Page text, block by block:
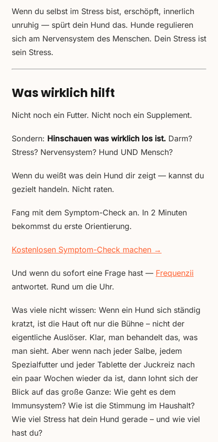
Wenn du selbst im Stress bist, erschöpft, innerlich
unruhig — spürt dein Hund das. Hunde regulieren
sich am Nervensystem des Menschen. Dein Stress ist
sein Stress.
Was wirklich hilft
Nicht noch ein Futter. Nicht noch ein Supplement.
Sondern: Hinschauen was wirklich los ist. Darm?
Stress? Nervensystem? Hund UND Mensch?
Wenn du weißt was dein Hund dir zeigt — kannst du
gezielt handeln. Nicht raten.
Fang mit dem Symptom-Check an. In 2 Minuten
bekommst du erste Orientierung.
Kostenlosen Symptom-Check machen →
Und wenn du sofort eine Frage hast — Frequenzii
antwortet. Rund um die Uhr.
Was viele nicht wissen: Wenn ein Hund sich ständig
kratzt, ist die Haut oft nur die Bühne – nicht der
eigentliche Auslöser. Klar, man behandelt das, was
man sieht. Aber wenn nach jeder Salbe, jedem
Spezialfutter und jeder Tablette der Juckreiz nach
ein paar Wochen wieder da ist, dann lohnt sich der
Blick auf das große Ganze: Wie geht es dem
Immunsystem? Wie ist die Stimmung im Haushalt?
Wie viel Stress hat dein Hund gerade – und wie viel
hast du?